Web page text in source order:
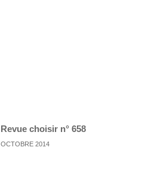
Revue choisir n° 658
OCTOBRE 2014